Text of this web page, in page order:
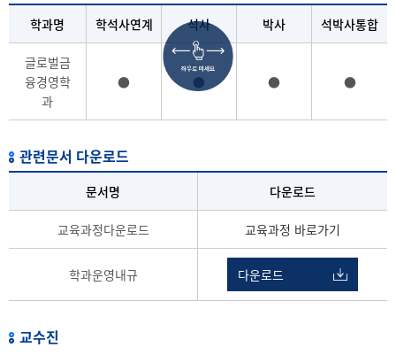
학과명 학석사연계 석사 박사 석박사통합
글로벌금
융경영학
과
● ● ● ●
관련문서 다운로드
문서명 다운로드
교육과정다운로드 교육과정 바로가기
학과운영내규 다운로드
교수진